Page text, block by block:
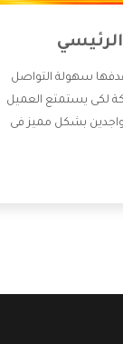
سهولة التواصل
لكى يستمتع العميل
بشكل مميز فى
التى تنفرد الشركة بها